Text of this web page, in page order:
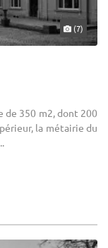
(7)
de 350 m2, dont 200
la métairie du